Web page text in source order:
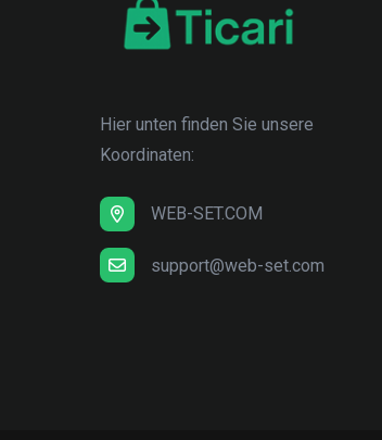
Hier unten finden Sie unsere
Koordinaten:
WEB-SET.COM
support@web-set.com